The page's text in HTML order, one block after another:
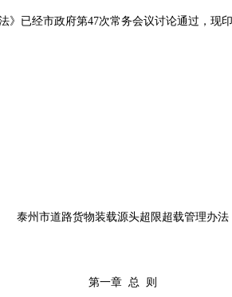
》已经市政府第47次常务会议讨论通过，现
泰州市道路货物装载源头超限超载管理办法
第一章 总 则